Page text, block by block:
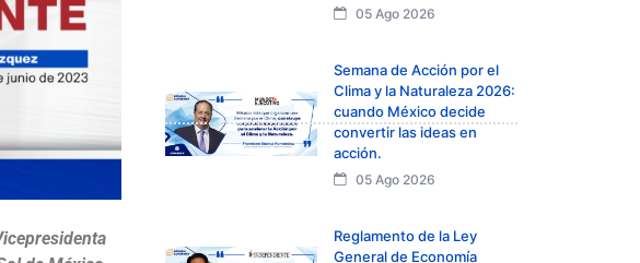
05 Ago 2026
Semana de Acción por el
Clima y la Naturaleza 2026:
cuando México decide
convertir las ideas en
acción.
05 Ago 2026
Reglamento de la Ley
General de Economía